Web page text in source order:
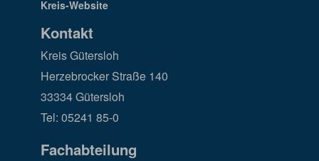
Kontakt
Kreis Gütersloh
Herzebrocker Straße 140
33334 Gütersloh
Tel: 05241 85-0
Fachabteilung